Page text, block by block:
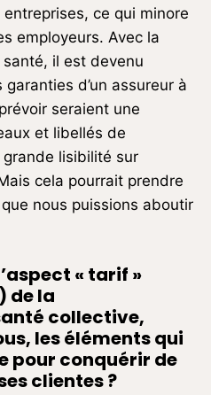
ce qui minore
employeurs. Avec la
santé, il est devenu
d’un assureur à
seraient une
et libellés de
lisibilité sur
cela pourrait prendre
nous puissions aboutir
« tarif »
de la
collective,
les éléments qui
pour conquérir de
clientes ?